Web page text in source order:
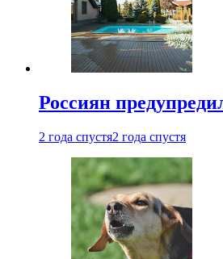
Россиян
2 года спустя2 года спустя